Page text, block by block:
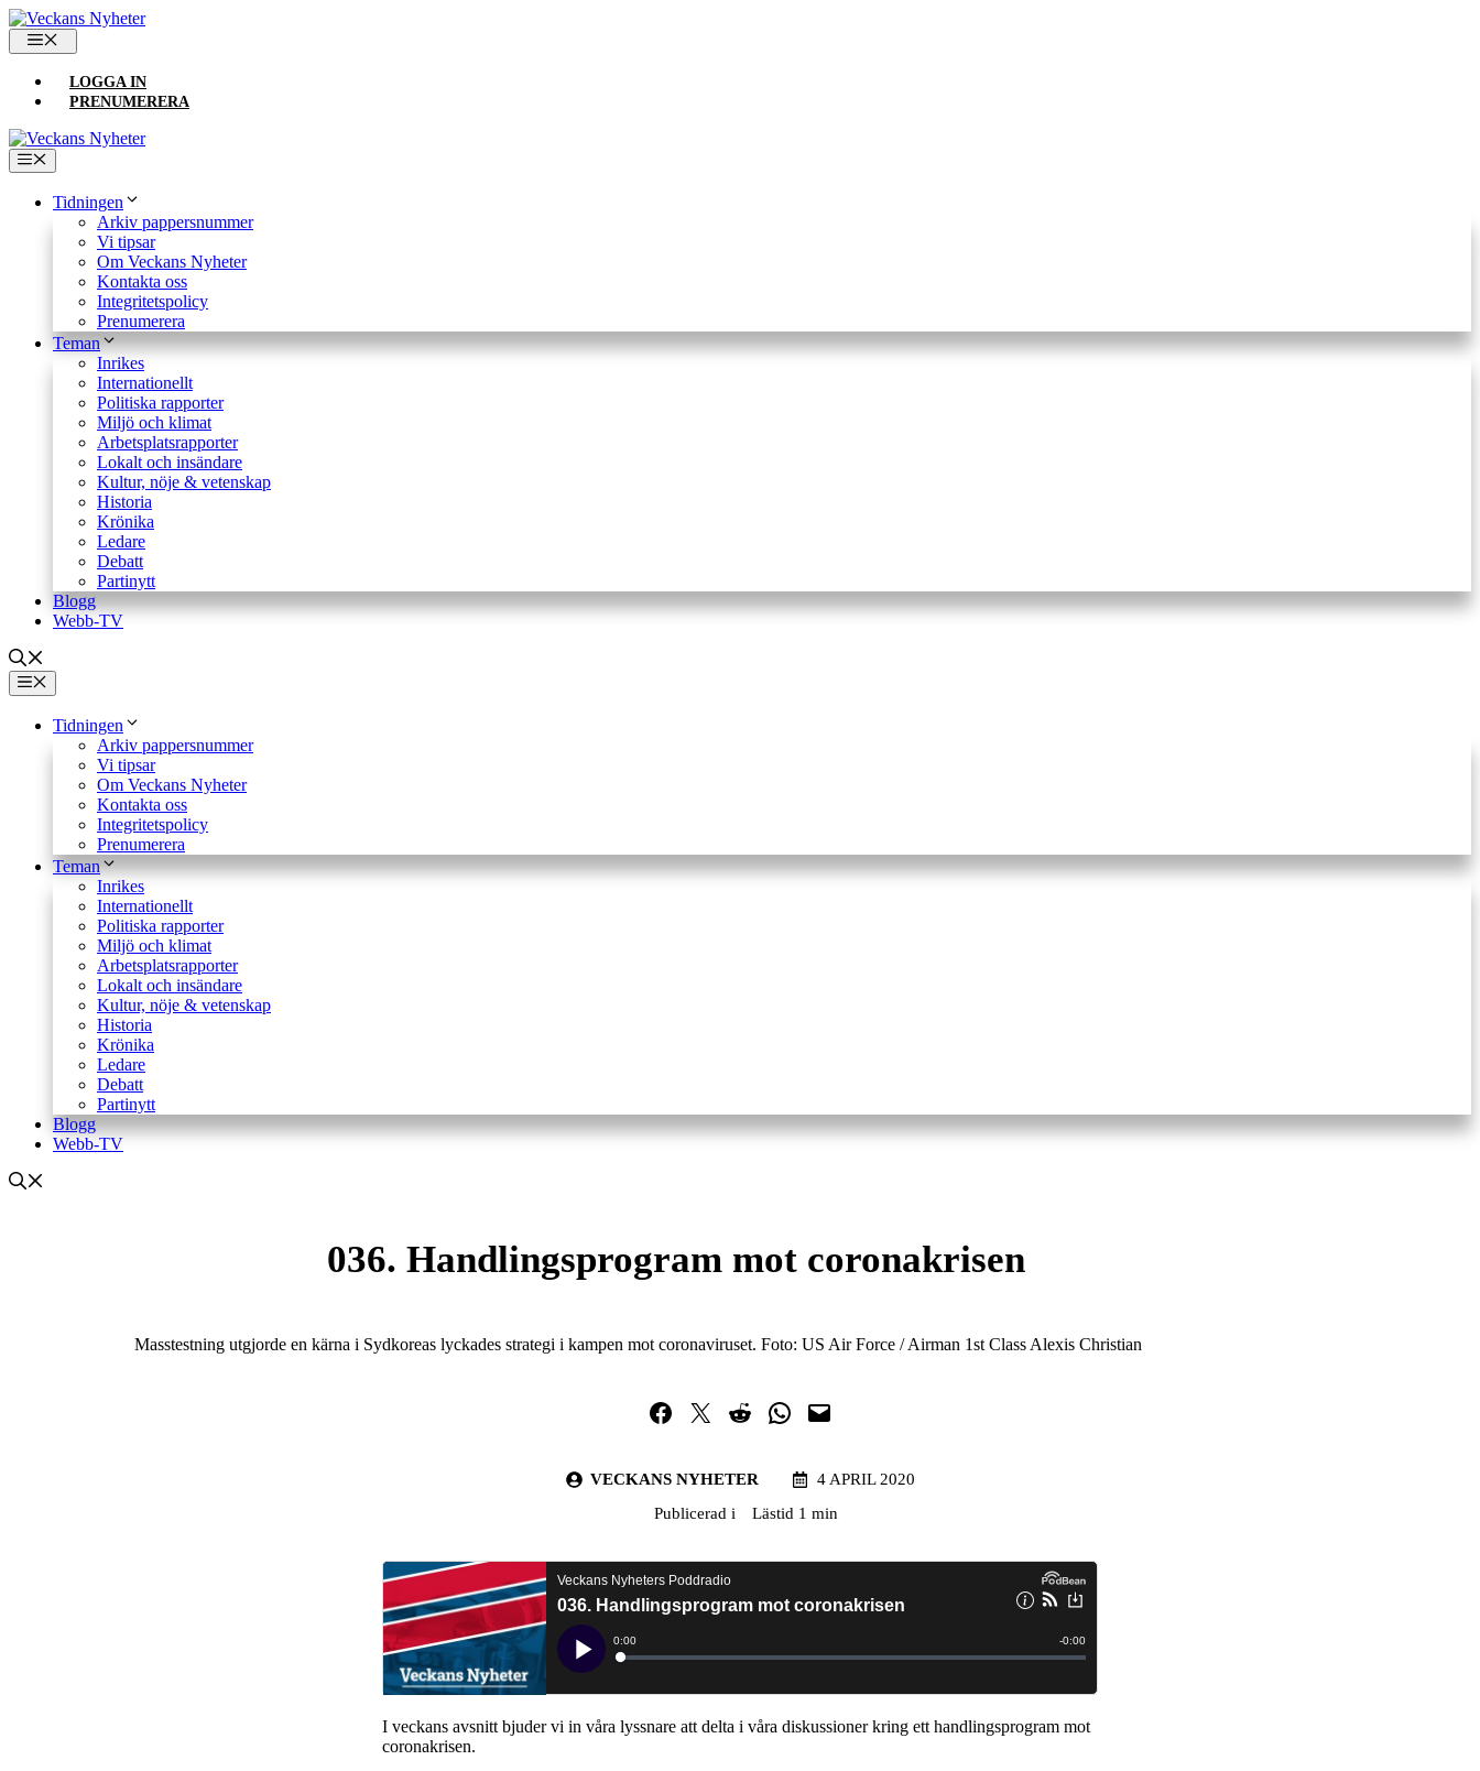
Hoppa
till
innehåll
LOGGA IN
PRENUMERERA
Meny
Tidningen
Arkiv pappersnummer
Vi tipsar
Om Veckans Nyheter
Kontakta oss
Integritetspolicy
Prenumerera
Teman
Inrikes
Internationellt
Politiska rapporter
Miljö och klimat
Arbetsplatsrapporter
Lokalt och insändare
Kultur, nöje & vetenskap
Historia
Krönika
Ledare
Debatt
Partinytt
Blogg
Webb-TV
Meny
Tidningen
Arkiv pappersnummer
Vi tipsar
Om Veckans Nyheter
Kontakta oss
Integritetspolicy
Prenumerera
Teman
Inrikes
Internationellt
Politiska rapporter
Miljö och klimat
Arbetsplatsrapporter
Lokalt och insändare
Kultur, nöje & vetenskap
Historia
Krönika
Ledare
Debatt
Partinytt
Blogg
Webb-TV
036. Handlingsprogram mot coronakrisen
Masstestning utgjorde en kärna i Sydkoreas lyckades strategi i kampen mot coronaviruset. Foto: US Air Force / Airman 1st Class Alexis Christian
Dela på Facebook
Dela på TwitterDela på RedditDela i WhatsApp
Maila en länk
VECKANS NYHETER
4 APRIL 2020
Publicerad i
Lästid 1 min
I veckans avsnitt bjuder vi in våra lyssnare att delta i våra diskussioner kring ett handlingsprogram mot
coronakrisen.